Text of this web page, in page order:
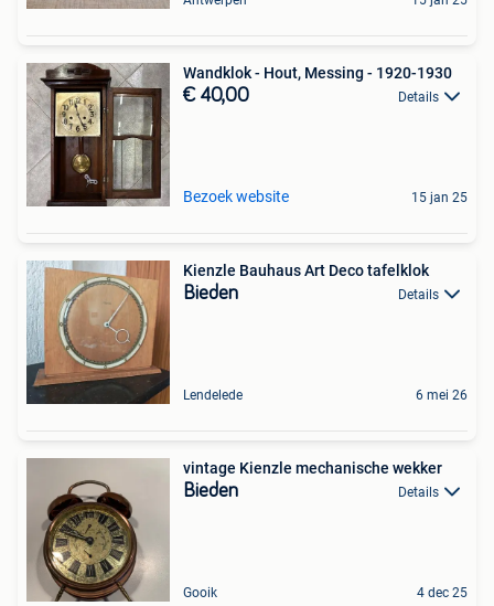
Wandklok - Hout, Messing - 1920-1930
€ 40,00 Details
Bezoek website 15 jan 25
Kienzle Bauhaus Art Deco tafelklok
Bieden Details
Lendelede 6 mei 26
vintage Kienzle mechanische wekker
Bieden Details
Gooik 4 dec 25